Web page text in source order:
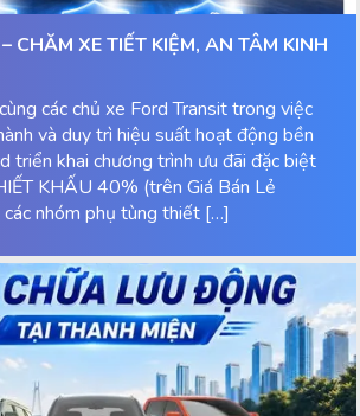
CHĂM XE TIẾT KIỆM, AN TÂM KINH
các chủ xe Ford Transit trong việc
và duy trì hiệu suất hoạt động bền
triển khai chương trình ưu đãi đặc biệt
KHẤU 40% (trên Giá Bán Lẻ
nhóm phụ tùng thiết […]